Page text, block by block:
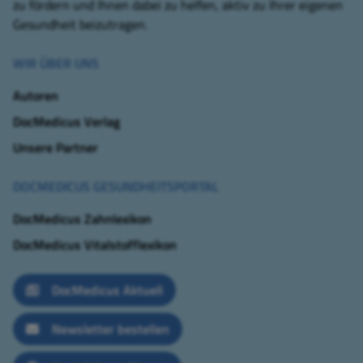
zu fördern und Ihnen dabei zu helfen, aktiv zu Ihrer eigenen
Gesundheit beizutragen.
WIR ÜBER UNS
Autoren
DocMedicus Verlag
Unsere Partner
DOCMEDICUS GESUNDHEITSPORTAL
DocMedicus Zahnlexikon
DocMedicus Vitalstofflexikon
DocMedicus Aktuell
Newsletter bestellen